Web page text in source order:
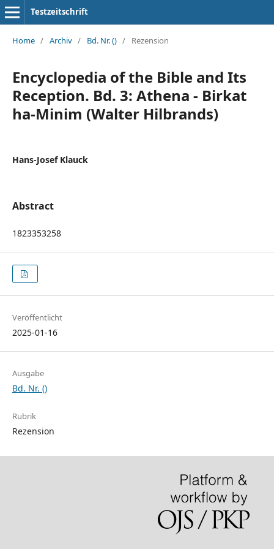
Testzeitschrift
Home / Archiv / Bd. Nr. () / Rezension
Encyclopedia of the Bible and Its
Reception. Bd. 3: Athena - Birkat
ha-Minim (Walter Hilbrands)
Hans-Josef Klauck
Abstract
1823353258
Veröffentlicht
2025-01-16
Ausgabe
Bd. Nr. ()
Rubrik
Rezension